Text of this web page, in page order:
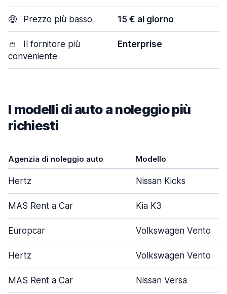
🤑 Prezzo più basso 15 € al giorno
👛
Il fornitore più
conveniente
Enterprise
I modelli di auto a noleggio più
richiesti
Agenzia di noleggio auto Modello
Hertz Nissan Kicks
MAS Rent a Car Kia K3
Europcar Volkswagen Vento
Hertz Volkswagen Vento
MAS Rent a Car Nissan Versa